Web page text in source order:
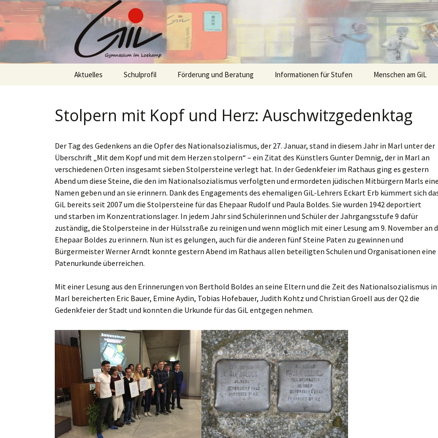
Aktuelles Schulprofil Förderung und Beratung Informationen für Stufen Menschen am GiL
Stolpern mit Kopf und Herz: Auschwitzgedenktag
Der Tag des Gedenkens an die Opfer des Nationalsozialismus, der 27. Januar, stand in diesem Jahr in Marl unter der
Überschrift „Mit dem Kopf und mit dem Herzen stolpern“ – ein Zitat des Künstlers Gunter Demnig, der in Marl an
verschiedenen Orten insgesamt sieben Stolpersteine verlegt hat. In der Gedenkfeier im Rathaus ging es gestern
Abend um diese Steine, die den im Nationalsozialismus verfolgten und ermordeten jüdischen Mitbürgern Marls
Namen geben und an sie erinnern. Dank des Engagements des ehemaligen GiL-Lehrers Eckart Erb kümmert sich
GiL bereits seit 2007 um die Stolpersteine für das Ehepaar Rudolf und Paula Boldes. Sie wurden 1942 deportiert
und starben im Konzentrationslager. In jedem Jahr sind Schülerinnen und Schüler der Jahrgangsstufe 9 dafür
zuständig, die Stolpersteine in der Hülsstraße zu reinigen und wenn möglich mit einer Lesung am 9. November an
Ehepaar Boldes zu erinnern. Nun ist es gelungen, auch für die anderen fünf Steine Paten zu gewinnen und
Bürgermeister Werner Arndt konnte gestern Abend im Rathaus allen beteiligten Schulen und Organisationen eine
Patenurkunde überreichen.
Mit einer Lesung aus den Erinnerungen von Berthold Boldes an seine Eltern und die Zeit des Nationalsozialismus in
Marl bereicherten Eric Bauer, Emine Aydin, Tobias Hofebauer, Judith Kohtz und Christian Groell aus der Q2 die
Gedenkfeier der Stadt und konnten die Urkunde für das GiL entgegen nehmen.